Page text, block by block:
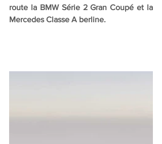
route la BMW Série 2 Gran Coupé et la
Mercedes Classe A berline.